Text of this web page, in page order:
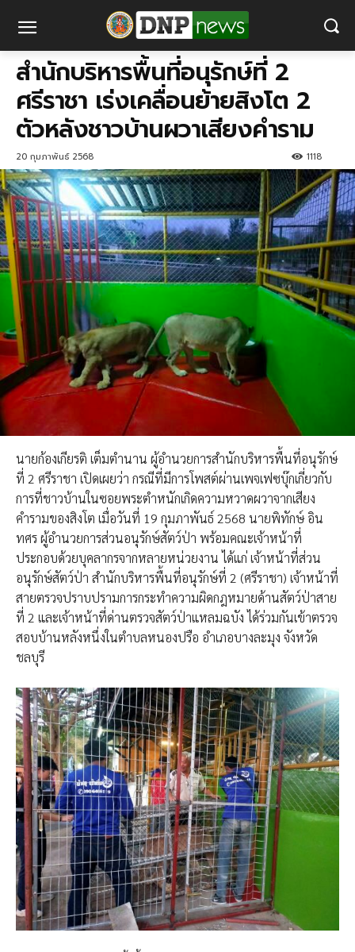
สำนักบริหารพื้นที่อนุรักษ์ที่ 2
ศรีราชา เร่งเคลื่อนย้ายสิงโต 2
ตัวหลังชาวบ้านผวาเสียงคำราม
20 กุมภาพันธ์ 2568 1118
นายก้องเกียรติ เต็มตำนาน ผู้อำนวยการสำนักบริหารพื้นที่อนุรักษ์
ที่ 2 ศรีราชา เปิดเผยว่า​ กรณีที่มีการโพสต์ผ่านเพจ​เฟซบุ๊ก​เกี่ยวกับ
การที่ชาวบ้านในซอยพระตำหนักเกิดความหวาดผวาจากเสียง
คำรามของสิงโต เมื่อวันที่ 19 กุมภาพันธ์ 2568 นายพิทักษ์ อิน
ทศร ผู้อำนวยการส่วนอนุรักษ์สัตว์ป่า พร้อมคณะเจ้าหน้าที่
ประกอบด้วยบุคลากรจากหลายหน่วยงาน ได้แก่ เจ้าหน้าที่ส่วน
อนุรักษ์สัตว์ป่า สำนักบริหารพื้นที่อนุรักษ์ที่ 2 (ศรีราชา) เจ้าหน้าที่
สายตรวจปราบปรามการกระทำความผิดกฎหมายด้านสัตว์ป่าสาย
ที่ 2 และเจ้าหน้าที่ด่านตรวจสัตว์ป่าแหลมฉบัง ได้ร่วมกันเข้าตรวจ
สอบบ้านหลังหนึ่งในตำบลหนองปรือ อำเภอบางละมุง จังหวัด
ชลบุรี